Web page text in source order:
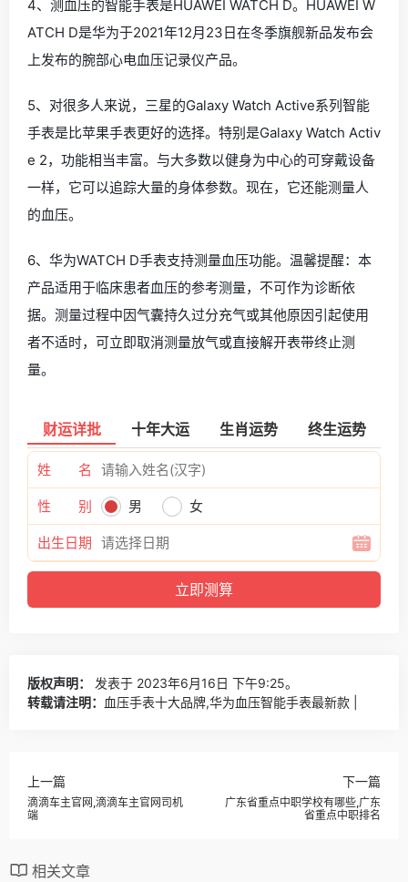
4、测血压的智能手表是HUAWEI WATCH D。HUAWEI W
ATCH D是华为于2021年12月23日在冬季旗舰新品发布会
上发布的腕部心电血压记录仪产品。
5、对很多人来说，三星的Galaxy Watch Active系列智能
手表是比苹果手表更好的选择。特别是Galaxy Watch Activ
e 2，功能相当丰富。与大多数以健身为中心的可穿戴设备
一样，它可以追踪大量的身体参数。现在，它还能测量人
的血压。
6、华为WATCH D手表支持测量血压功能。温馨提醒：本
产品适用于临床患者血压的参考测量，不可作为诊断依
据。测量过程中因气囊持久过分充气或其他原因引起使用
者不适时，可立即取消测量放气或直接解开表带终止测
量。
财运详批 十年大运 生肖运势 终生运势
姓 名
性 别 男 女
出生日期
版权声明：
发表于 2023年6月16日 下午9:25。
转载请注明：
血压手表十大品牌,华为血压智能手表最新款 |
上一篇
滴滴车主官网,滴滴车主官网司机
端
下一篇
广东省重点中职学校有哪些,广东
省重点中职排名
相关文章